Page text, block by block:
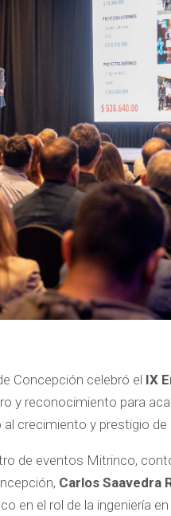
Concepción celebró el IX
y reconocimiento para
crecimiento y prestigio de
de eventos Mitrinco,
Carlos Saavedra
en el rol de la ingeniería